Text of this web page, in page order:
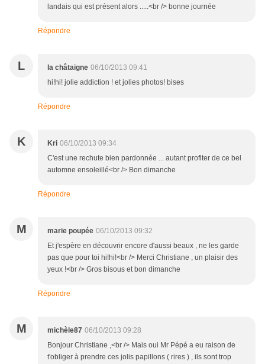
landais qui est présent alors .....<br /> bonne journée
Répondre
L la châtaigne 06/10/2013 09:41
hi!hi! jolie addiction ! et jolies photos! bises
Répondre
K Kri 06/10/2013 09:34
C'est une rechute bien pardonnée ... autant profiter de ce bel
automne ensoleillé<br /> Bon dimanche
Répondre
M marie poupée 06/10/2013 09:32
Et j'espère en découvrir encore d'aussi beaux , ne les garde
pas que pour toi hi!hi!<br /> Merci Christiane , un plaisir des
yeux !<br /> Gros bisous et bon dimanche
Répondre
M michèle87 06/10/2013 09:28
Bonjour Christiane ,<br /> Mais oui Mr Pépé a eu raison de
t'obliger à prendre ces jolis papillons ( rires ) , ils sont trop